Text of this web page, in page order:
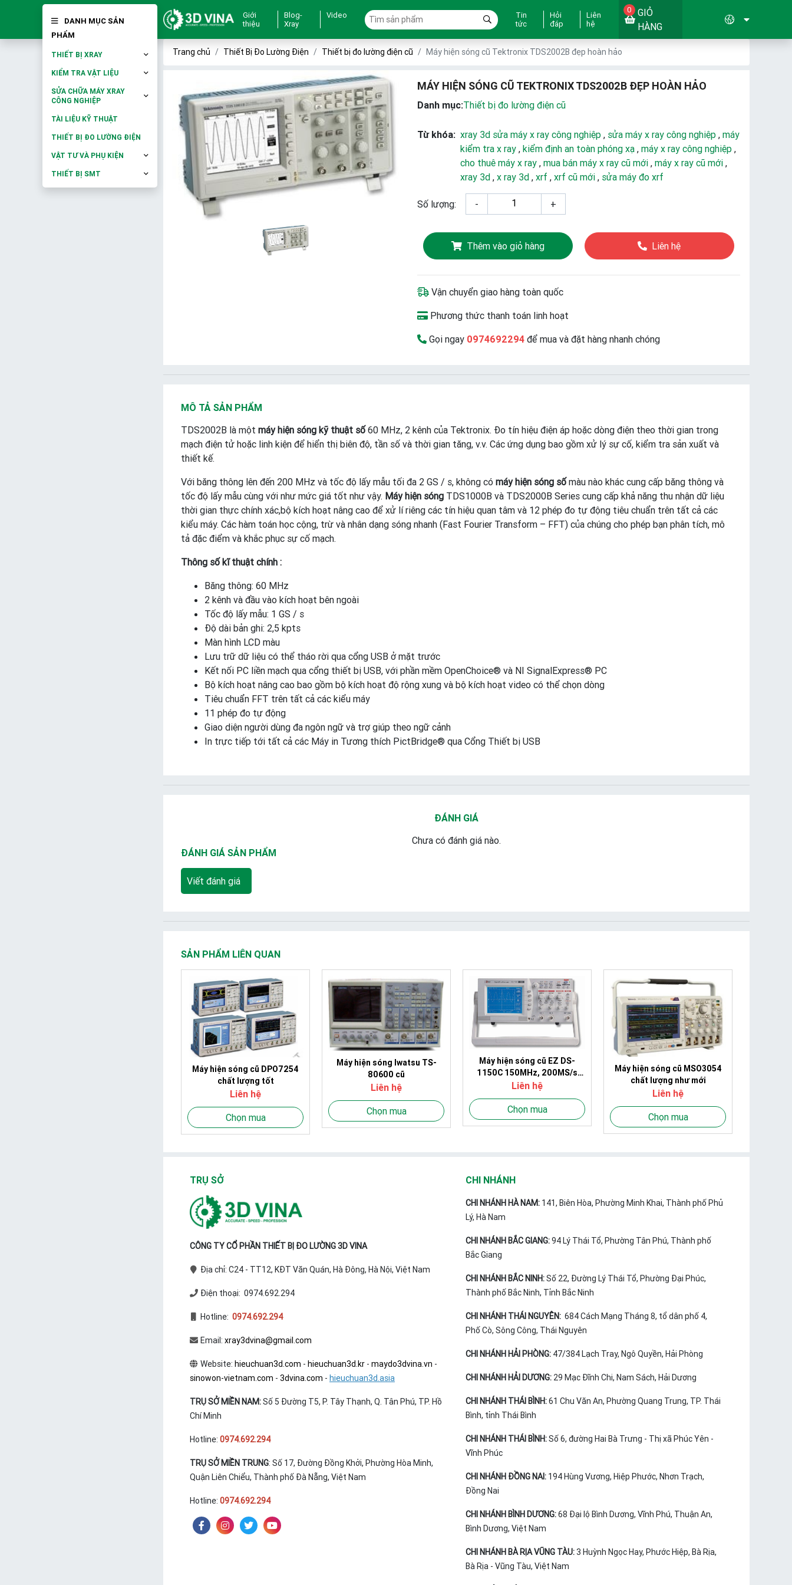
DANH MỤC SẢN
PHẨM
THIẾT BỊ XRAY
KIỂM TRA VẬT LIỆU
SỬA CHỮA MÁY XRAY
CÔNG NGHIỆP
TÀI LIỆU KỸ THUẬT
THIẾT BỊ ĐO LƯỜNG ĐIỆN
VẬT TƯ VÀ PHỤ KIỆN
THIẾT BỊ SMT
Giới
thiệu
Blog-
Xray
Video
Tin
tức
Hỏi
đáp
Liên
hệ
GIỎ
HÀNG
0
Trang chủ Thiết Bị Đo Lường Điện Thiết bị đo lường điện cũ Máy hiện sóng cũ Tektronix TDS2002B đẹp hoàn hảo
MÁY HIỆN SÓNG CŨ TEKTRONIX TDS2002B ĐẸP HOÀN HẢO
Danh mục:Thiết bị đo lường điện cũ
Từ khóa: xray 3d sửa máy x ray công nghiệp, sửa máy x ray công nghiệp, máy
kiểm tra x ray, kiểm định an toàn phóng xạ, máy x ray công nghiệp,
cho thuê máy x ray, mua bán máy x ray cũ mới, máy x ray cũ mới,
xray 3d, x ray 3d, xrf , xrf cũ mới, sửa máy đo xrf
Số lượng: - +
Thêm vào giỏ hàng Liên hệ
Vận chuyển giao hàng toàn quốc
Phương thức thanh toán linh hoạt
Gọi ngay 0974692294để mua và đặt hàng nhanh chóng
MÔ TẢ SẢN PHẨM
TDS2002B là một máy hiện sóng kỹ thuật số 60 MHz, 2 kênh của Tektronix. Đo tín hiệu điện áp hoặc dòng điện theo thời gian trong
mạch điện tử hoặc linh kiện để hiển thị biên độ, tần số và thời gian tăng, v.v. Các ứng dụng bao gồm xử lý sự cố, kiểm tra sản xuất và
thiết kế.
Với băng thông lên đến 200 MHz và tốc độ lấy mẫu tối đa 2 GS / s, không có máy hiện sóng số màu nào khác cung cấp băng thông và
tốc độ lấy mẫu cùng với như mức giá tốt như vậy. Máy hiện sóng TDS1000B và TDS2000B Series cung cấp khả năng thu nhận dữ liệu
thời gian thực chính xác,bộ kích hoạt nâng cao để xử lí riêng các tín hiệu quan tâm và 12 phép đo tự động tiêu chuẩn trên tất cả các
kiểu máy. Các hàm toán học cộng, trừ và nhân dạng sóng nhanh (Fast Fourier Transform – FFT) của chúng cho phép bạn phân tích, mô
tả đặc điểm và khắc phục sự cố mạch.
Thông số kĩ thuật chính :
Băng thông: 60 MHz
2 kênh và đầu vào kích hoạt bên ngoài
Tốc độ lấy mẫu: 1 GS / s
Độ dài bản ghi: 2,5 kpts
Màn hình LCD màu
Lưu trữ dữ liệu có thể tháo rời qua cổng USB ở mặt trước
Kết nối PC liền mạch qua cổng thiết bị USB, với phần mềm OpenChoice® và NI SignalExpress® PC
Bộ kích hoạt nâng cao bao gồm bộ kích hoạt độ rộng xung và bộ kích hoạt video có thể chọn dòng
Tiêu chuẩn FFT trên tất cả các kiểu máy
11 phép đo tự động
Giao diện người dùng đa ngôn ngữ và trợ giúp theo ngữ cảnh
In trực tiếp tới tất cả các Máy in Tương thích PictBridge® qua Cổng Thiết bị USB
ĐÁNH GIÁ
Chưa có đánh giá nào.
ĐÁNH GIÁ SẢN PHẨM
Viết đánh giá
SẢN PHẨM LIÊN QUAN
Máy hiện sóng cũ DPO7254
chất lượng tốt
Liên hệ
Chọn mua
Máy hiện sóng Iwatsu TS-
80600 cũ
Liên hệ
Chọn mua
Máy hiện sóng cũ EZ DS-
1150C 150MHz, 200MS/s
chất lượng
Liên hệ
Chọn mua
Máy hiện sóng cũ MSO3054
chất lượng như mới
Liên hệ
Chọn mua
TRỤ SỞ
CÔNG TY CỔ PHẦN THIẾT BỊ ĐO LƯỜNG 3D VINA
Địa chỉ: C24 - TT12, KĐT Văn Quán, Hà Đông, Hà Nội, Việt Nam
Điện thoại: 0974.692.294
Hotline: 0974.692.294
Email: xray3dvina@gmail.com
Website: hieuchuan3d.com - hieuchuan3d.kr- maydo3dvina.vn -
sinowon-vietnam.com - 3dvina.com - hieuchuan3d.asia
TRỤ SỞ MIỀN NAM:Số 5 Đường T5, P. Tây Thạnh, Q. Tân Phú, TP. Hồ
Chí Minh
Hotline: 0974.692.294
TRỤ SỞ MIỀN TRUNG: Số 17, Đường Đồng Khởi, Phường Hòa Minh,
Quận Liên Chiểu, Thành phố Đà Nẵng, Việt Nam
Hotline: 0974.692.294
CHI NHÁNH
CHI NHÁNH HÀ NAM:141, Biên Hòa, Phường Minh Khai, Thành phố Phủ
Lý, Hà Nam
CHI NHÁNH BẮC GIANG:94 Lý Thái Tổ, Phường Tân Phú, Thành phố
Bắc Giang
CHI NHÁNH BẮC NINH:Số 22, Đường Lý Thái Tổ, Phường Đại Phúc,
Thành phố Bắc Ninh, Tỉnh Bắc Ninh
CHI NHÁNH THÁI NGUYÊN: 684 Cách Mạng Tháng 8, tổ dân phố 4,
Phố Cò, Sông Công, Thái Nguyên
CHI NHÁNH HẢI PHÒNG: 47/384 Lạch Tray, Ngô Quyền, Hải Phòng
CHI NHÁNH HẢI DƯƠNG: 29 Mạc Đĩnh Chi, Nam Sách, Hải Dương
CHI NHÁNH THÁI BÌNH:61 Chu Văn An, Phường Quang Trung, TP. Thái
Bình, tỉnh Thái Bình
CHI NHÁNH THÁI BÌNH:Số 6, đường Hai Bà Trưng - Thị xã Phúc Yên -
Vĩnh Phúc
CHI NHÁNH ĐỒNG NAI:194 Hùng Vương, Hiệp Phước, Nhơn Trạch,
Đồng Nai
CHI NHÁNH BÌNH DƯƠNG:68 Đại lộ Bình Dương, Vĩnh Phú, Thuận An,
Bình Dương, Việt Nam
CHI NHÁNH BÀ RỊA VŨNG TÀU:3 Huỳnh Ngọc Hay, Phước Hiệp, Bà Rịa,
Bà Rịa - Vũng Tàu, Việt Nam